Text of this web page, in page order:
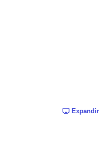
Expandir